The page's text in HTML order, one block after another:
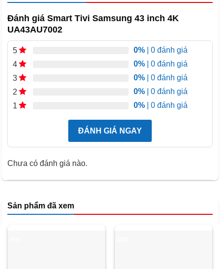
hóa không gian sinh sống nhưng vẫn đảm bảo được sự
hiện đại, sang trọng, thì Samsung Crystal UHD 4K 43
inch UA43AU7002KXXV là sự lựa chọn mà bạn không
thể nào bỏ qua. Tivi sở hữu thiết kế không viền 3 cạnh
tinh tế và mỏng đến ấn tượng. Chiếc tivi hòa quyện hoàn
hảo vào nội thất, tạo nên không gian tổng thể liền mạch
nhưng không kém phần sang trọng và thu hút mọi ánh
Đánh giá Smart Tivi Samsung 43 inch 4K
UA43AU7002
5 0% | 0 đánh giá
4
0% | 0 đánh giá
3
0% | 0 đánh giá
2
0% | 0 đánh giá
1
0% | 0 đánh giá
ĐÁNH GIÁ NGAY
Chưa có đánh giá nào.
Sản phẩm đã xem